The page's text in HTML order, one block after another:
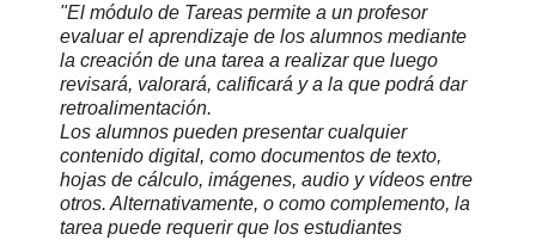
"El módulo de Tareas permite a un profesor
evaluar el aprendizaje de los alumnos mediante
la creación de una tarea a realizar que luego
revisará, valorará, calificará y a la que podrá dar
retroalimentación.
Los alumnos pueden presentar cualquier
contenido digital, como documentos de texto,
hojas de cálculo, imágenes, audio y vídeos entre
otros. Alternativamente, o como complemento, la
tarea puede requerir que los estudiantes